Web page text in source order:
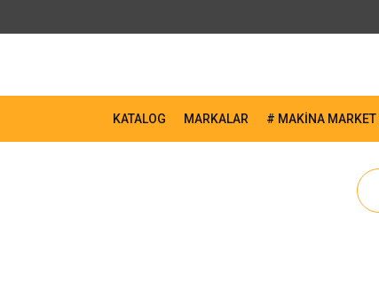
KATALOG MARKALAR # MAKİNA